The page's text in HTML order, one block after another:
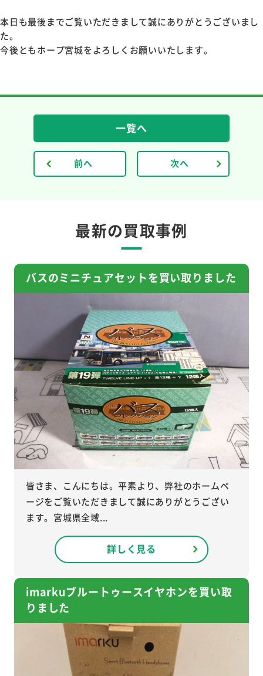
本日も最後までご覧いただきまして誠にありがとうございまし
た。
今後ともホープ宮城をよろしくお願いいたします。
前へ
一覧へ
次へ
最新の買取事例
バスのミニチュアセットを買い取りました
皆さま、こんにちは。平素より、弊社のホームペ
ージをご覧いただきまして誠にありがとうござい
ます。宮城県全域...
詳しく見る
imarkuブルートゥースイヤホンを買い取
りました